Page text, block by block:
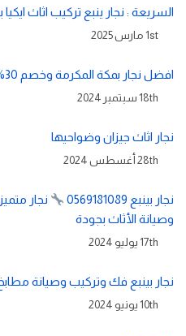
السريعة : نجار ينبع تركيب اثاث ايكيا
1st مارس 2025
افضل نجار بمكة المكرمة وخصم 30%
18th سبتمبر 2024
نجار اثاث جيزان وضواحيها
28th أغسطس 2024
نجار بينبع 0569181089
نجار
وصيانة الأثاث بجودة
17th يوليو 2024
نجار بينبع فك وتركيب وصيانة
10th يونيو 2024